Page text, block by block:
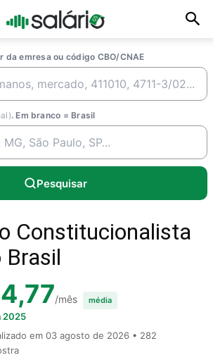
emresa ou código CBO/CNAE
. Em branco = Brasil
Pesquisar
Constitucionalista
/mês média
2025
em 03 agosto de 2026 • 282